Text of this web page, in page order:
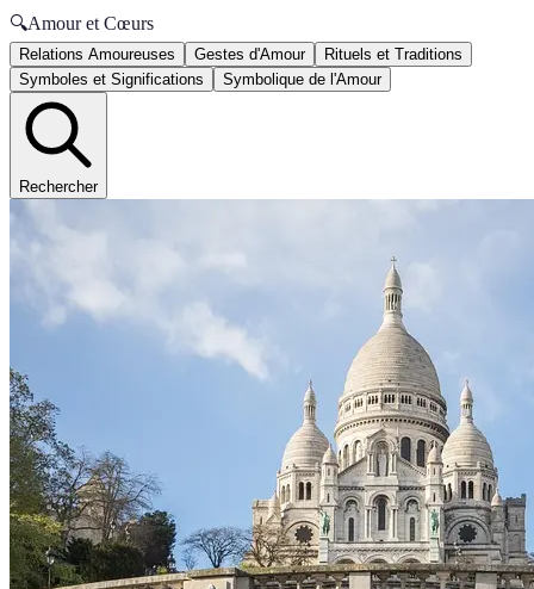
🔍Amour et Cœurs
Relations Amoureuses Gestes d'Amour
Rituels et Traditions
Symboles et Significations
Symbolique de l'Amour
Rechercher